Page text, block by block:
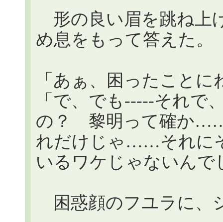
形の良い眉を跳ね上
め息をもって答えた。
「あぁ、困ったこと
「で、でも-----それで
の？ 黎明って確か
れだけじゃ……それに
いるワケじゃないんで
困惑顔のフユラに、